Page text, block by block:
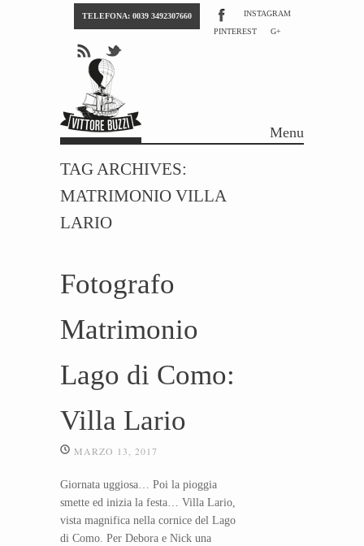
TELEFONA: 0039 3492307660
INSTAGRAM
PINTEREST
G+
Menu
TAG ARCHIVES:
MATRIMONIO VILLA
LARIO
Fotografo
Matrimonio
Lago di Como:
Villa Lario
MARZO 13, 2017
Giornata uggiosa… Poi la pioggia
smette ed inizia la festa… Villa Lario,
vista magnifica nella cornice del Lago
di Como. Per Debora e Nick una